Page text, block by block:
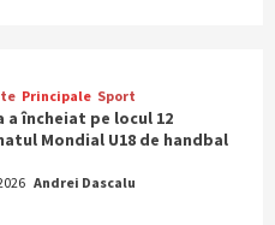
Principale Sport
a încheiat pe locul 12
Mondial U18 de handbal
Andrei Dascalu